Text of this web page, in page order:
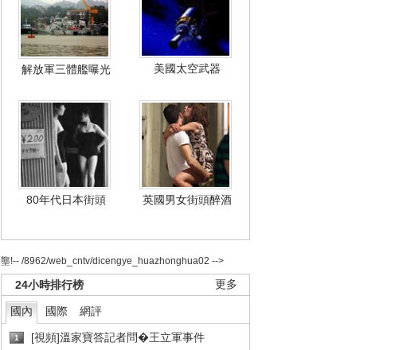
解放軍三體艦曝光 美國太空武器
80年代日本街頭 英國男女街頭醉酒
壟!-- /8962/web_cntv/dicengye_huazhonghua02 -->
更多
24小時排行榜
國內 國際 網評
1 [視頻]溫家寶答記者問�王立軍事件